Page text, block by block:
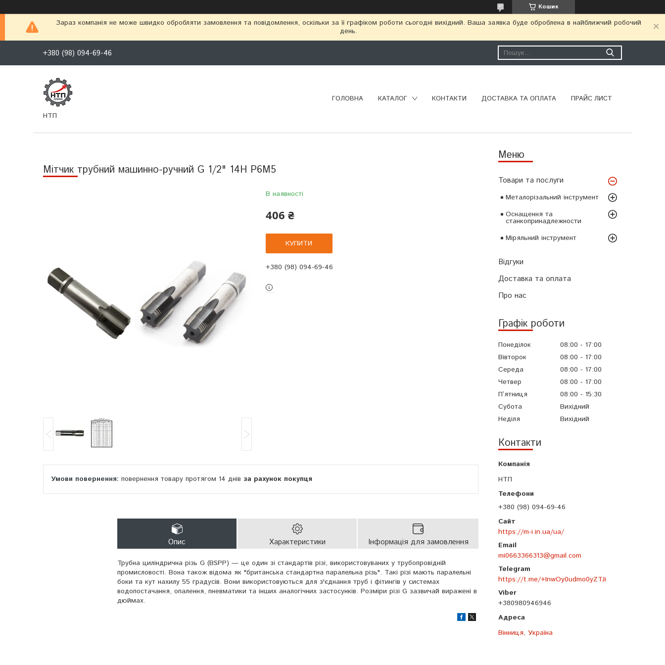
Кошик
Зараз компанія не може швидко обробляти замовлення та повідомлення, оскільки за її графіком роботи сьогодні вихідний. Ваша заявка буде оброблена в найближчий робочий
день.
+380 (98) 094-69-46
НТП
ГОЛОВНА КАТАЛОГ КОНТАКТИ ДОСТАВКА ТА ОПЛАТА ПРАЙС ЛИСТ
Товари та послуги
Металорізальний інструмент
Оснащення та
станкопринадлежности
Міряльний інструмент
Відгуки
Доставка та оплата
Про нас
Графік роботи
Понеділок 08:00
17:00
Вівторок
08:00
17:00
Середа
08:00
17:00
Четвер
08:00
17:00
Пʼятниця
08:00
15:30
Субота
Вихідний
Неділя
Вихідний
Контакти
НТП
+380 (98) 094-69-46
https://m-i.in.ua/ua/
mi0663366313@gmail.com
https://t.me/+InwOy0udmo0yZTJi
+380980946946
Вінниця, Україна
Мітчик трубний машинно-ручний G 1/2" 14Н Р6М5
В наявності
406 ₴
КУПИТИ
+380 (98) 094-69-46
повернення товару протягом 14 днів за рахунок покупця
Опис Характеристики Інформація для замовлення
Трубна циліндрична різь G (BSPP) — це один зі стандартів різі, використовуваних у трубопровідній
промисловості. Вона також відома як "британська стандартна паралельна різь". Такі різі мають паралельні
боки та кут нахилу 55 градусів. Вони використовуються для з'єднання труб і фітингів у системах
водопостачання, опалення, пневматики та інших аналогічних застосунків. Розміри різі G зазвичай виражені в
дюймах.